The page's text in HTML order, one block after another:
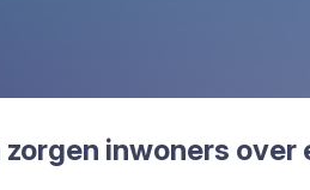
inwo­ners